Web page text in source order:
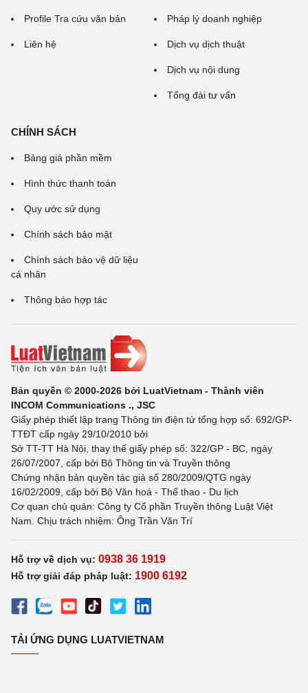
Profile Tra cứu văn bản
Liên hệ
Pháp lý doanh nghiệp
Dịch vụ dịch thuật
Dịch vụ nội dung
Tổng đài tư vấn
CHÍNH SÁCH
Bảng giá phần mềm
Hình thức thanh toán
Quy ước sử dụng
Chính sách bảo mật
Chính sách bảo vệ dữ liệu
cá nhân
Thông báo hợp tác
Bản quyền © 2000-2026 bởi LuatVietnam - Thành viên
INCOM Communications ., JSC
Giấy phép thiết lập trang Thông tin điện tử tổng hợp số: 692/GP-
TTĐT cấp ngày 29/10/2010 bởi
Sở TT-TT Hà Nội, thay thế giấy phép số: 322/GP - BC, ngày
26/07/2007, cấp bởi Bộ Thông tin và Truyền thông
Chứng nhận bản quyền tác giả số 280/2009/QTG ngày
16/02/2009, cấp bởi Bộ Văn hoá - Thể thao - Du lịch
Cơ quan chủ quản: Công ty Cổ phần Truyền thông Luật Việt
Nam. Chịu trách nhiệm: Ông Trần Văn Trí
Hỗ trợ về dịch vụ: 0938 36 1919
Hỗ trợ giải đáp pháp luật: 1900 6192
TẢI ỨNG DỤNG LUATVIETNAM